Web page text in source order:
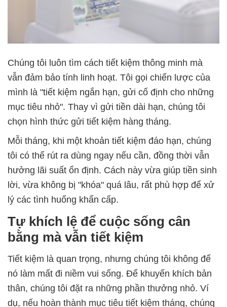
Chúng tôi luôn tìm cách tiết kiệm thông minh mà
vẫn đảm bảo tính linh hoạt. Tôi gọi chiến lược của
mình là "tiết kiệm ngắn hạn, gửi cố định cho những
mục tiêu nhỏ". Thay vì gửi tiền dài hạn, chúng tôi
chọn hình thức gửi tiết kiệm hàng tháng.
Mỗi tháng, khi một khoản tiết kiệm đáo hạn, chúng
tôi có thể rút ra dùng ngay nếu cần, đồng thời vẫn
hưởng lãi suất ổn định. Cách này vừa giúp tiền sinh
lời, vừa không bị "khóa" quá lâu, rất phù hợp để xử
lý các tình huống khẩn cấp.
Tự khích lệ để cuộc sống cân
bằng mà vẫn tiết kiệm
Tiết kiệm là quan trọng, nhưng chúng tôi không để
nó làm mất đi niềm vui sống. Để khuyến khích bản
thân, chúng tôi đặt ra những phần thưởng nhỏ. Ví
dụ, nếu hoàn thành mục tiêu tiết kiệm tháng, chúng